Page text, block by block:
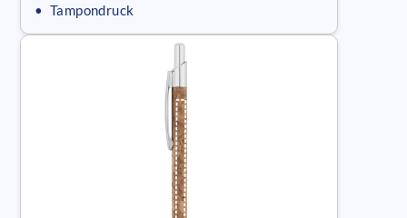
• Tampondruck